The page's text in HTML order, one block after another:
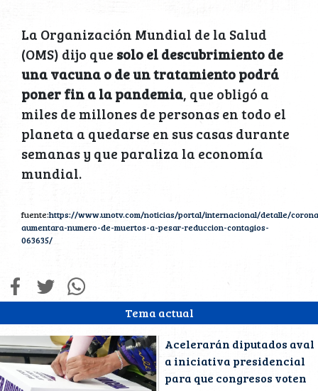
Tema actual
Acelerarán diputados aval
a iniciativa presidencial
para que congresos voten
La Organización Mundial de la Salud
(OMS) dijo que solo el descubrimiento de
una vacuna o de un tratamiento podrá
poner fin a la pandemia, que obligó a
miles de millones de personas en todo el
planeta a quedarse en sus casas durante
semanas y que paraliza la economía
mundial.
fuente:https://www.unotv.com/noticias/portal/internacional/detalle/
aumentara-numero-de-muertos-a-pesar-reduccion-contagios-
063635/